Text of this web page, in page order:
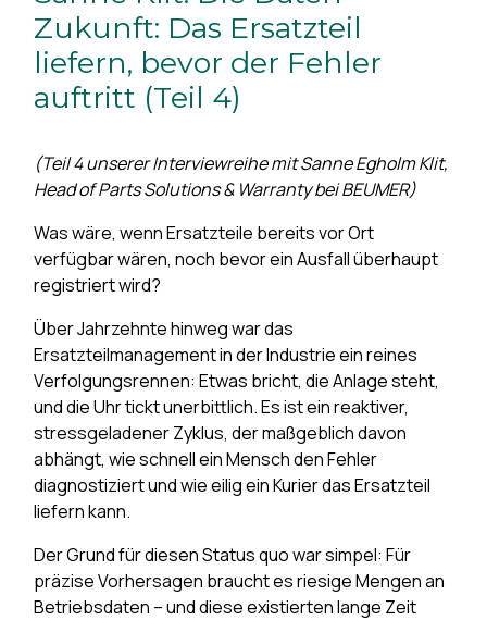
Zukunft: Das Ersatzteil
liefern, bevor der Fehler
auftritt (Teil 4)
(Teil 4 unserer Interviewreihe mit Sanne Egholm Klit,
Head of Parts Solutions & Warranty bei BEUMER)
Was wäre, wenn Ersatzteile bereits vor Ort
verfügbar wären, noch bevor ein Ausfall überhaupt
registriert wird?
Über Jahrzehnte hinweg war das
Ersatzteilmanagement in der Industrie ein reines
Verfolgungsrennen: Etwas bricht, die Anlage steht,
und die Uhr tickt unerbittlich. Es ist ein reaktiver,
stressgeladener Zyklus, der maßgeblich davon
abhängt, wie schnell ein Mensch den Fehler
diagnostiziert und wie eilig ein Kurier das Ersatzteil
liefern kann.
Der Grund für diesen Status quo war simpel: Für
präzise Vorhersagen braucht es riesige Mengen an
Betriebsdaten – und diese existierten lange Zeit